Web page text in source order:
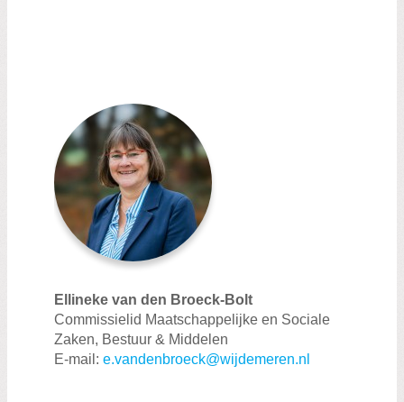
Ellineke van den Broeck-Bolt
Commissielid Maatschappelijke en Sociale
Zaken, Bestuur & Middelen
E-mail: e.vandenbroeck@wijdemeren.nl